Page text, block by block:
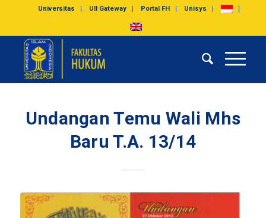
Universitas UII Gateway Portal FH Unisys
Undangan Temu Wali Mhs
Baru T.A. 13/14